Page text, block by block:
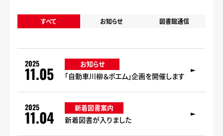
すべて お知らせ 図書館通信
2025
11.05 お知らせ
「自動車川柳＆ポエム」企画を開催します
2025
11.04 新着図書案内
新着図書が入りました